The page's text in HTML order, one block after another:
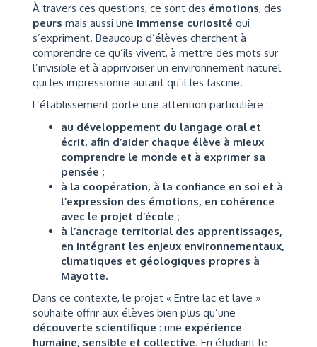
À travers ces questions, ce sont des émotions, des
peurs mais aussi une immense curiosité qui
s’expriment. Beaucoup d’élèves cherchent à
comprendre ce qu’ils vivent, à mettre des mots sur
l’invisible et à apprivoiser un environnement naturel
qui les impressionne autant qu’il les fascine.
L’établissement porte une attention particulière :
au développement du langage oral et
écrit, afin d’aider chaque élève à mieux
comprendre le monde et à exprimer sa
pensée ;
à la coopération, à la confiance en soi et à
l’expression des émotions, en cohérence
avec le projet d’école ;
à l’ancrage territorial des apprentissages,
en intégrant les enjeux environnementaux,
climatiques et géologiques propres à
Mayotte.
Dans ce contexte, le projet « Entre lac et lave »
souhaite offrir aux élèves bien plus qu’une
découverte scientifique : une expérience
humaine, sensible et collective. En étudiant le